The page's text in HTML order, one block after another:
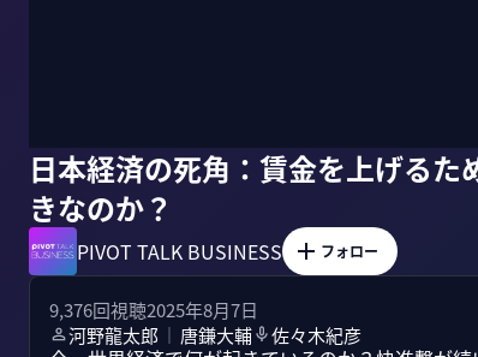
日本経済の死角：賃金を上げる
きなのか？
PIVOT TALK BUSINESS フォロー
9,376回視聴2025年8月7日
河野龍太郎 ｜ 唐鎌大輔 佐々木紀彦